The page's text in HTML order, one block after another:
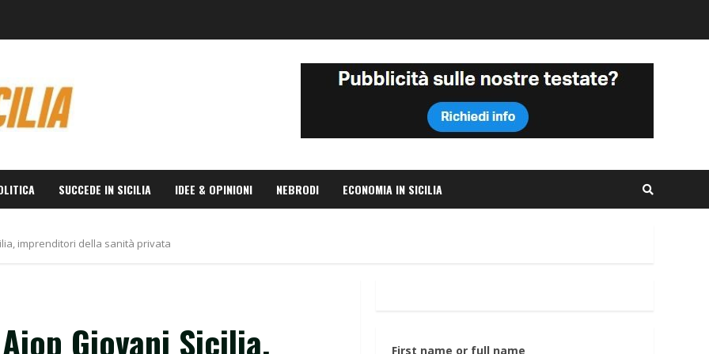
SUCCEDE IN SICILIA IDEE & OPINIONI NEBRODI ECONOMIA IN SICILIA
imprenditori della sanità privata
Giovani Sicilia,
First name or full name